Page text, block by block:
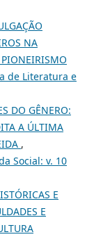
NA
de Literatura e
DO GÊNERO:
A ÚLTIMA
,
Social: v. 10
E
E